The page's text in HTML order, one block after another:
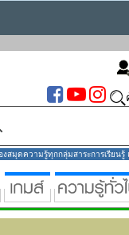
มุดความรู้ทุกกลุ่มสาระการเรียน